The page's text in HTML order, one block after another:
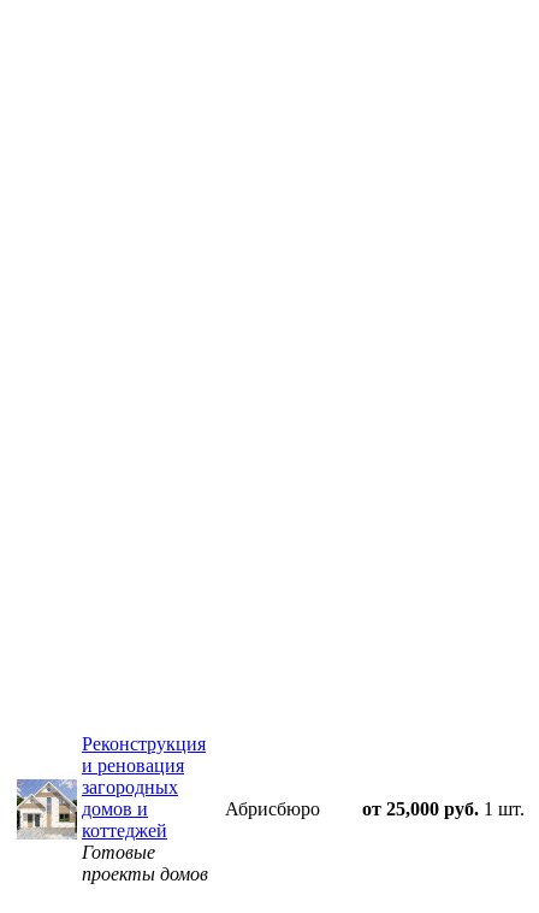
Реконструкция
и реновация
загородных
домов и
коттеджей
Готовые
проекты домов
Абрисбюро от 25,000 руб. 1 шт.